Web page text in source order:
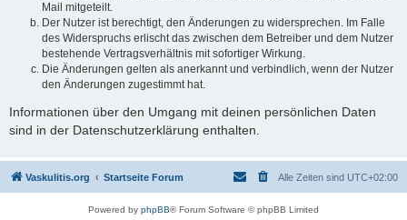
Mail mitgeteilt.
Der Nutzer ist berechtigt, den Änderungen zu widersprechen. Im Falle
des Widerspruchs erlischt das zwischen dem Betreiber und dem Nutzer
bestehende Vertragsverhältnis mit sofortiger Wirkung.
Die Änderungen gelten als anerkannt und verbindlich, wenn der Nutzer
den Änderungen zugestimmt hat.
Informationen über den Umgang mit deinen persönlichen Daten
sind in der Datenschutzerklärung enthalten.
Vaskulitis.org Startseite Forum Alle Zeiten sind UTC+02:00
Powered by phpBB® Forum Software © phpBB Limited